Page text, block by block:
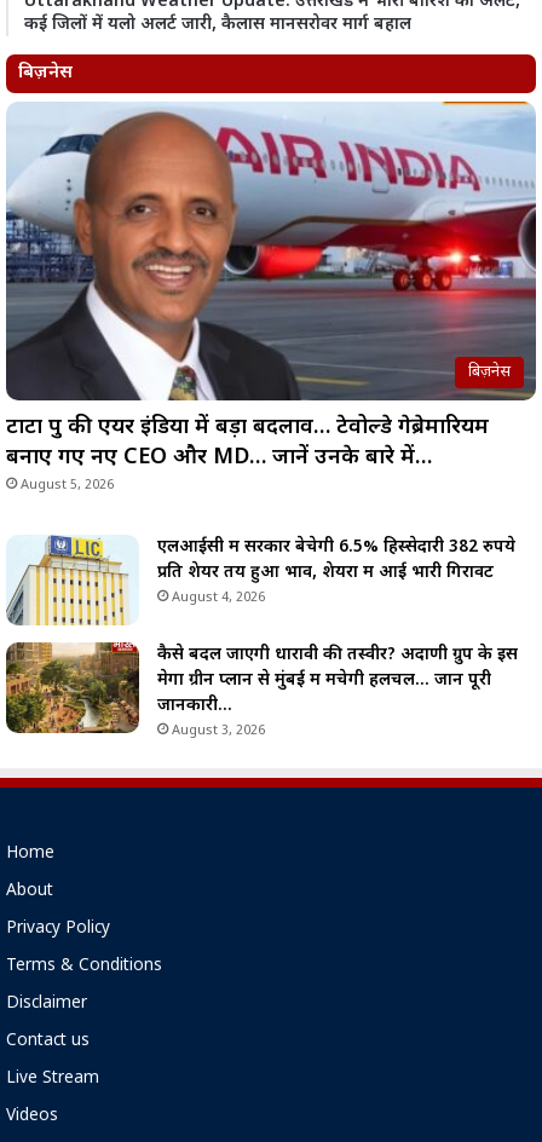
कई जिलों में यलो अलर्ट जारी, कैलास मानसरोवर मार्ग बहाल
बिज़नेस
बिज़नेस
टाटा ग्रुप की एयर इंडिया में बड़ा बदलाव… टेवोल्डे गेब्रेमारियम
बनाए गए नए CEO और MD… जानें उनके बारे में…
August 5, 2026
एलआईसी में सरकार बेचेगी 6.5% हिस्सेदारी 382 रुपये
प्रति शेयर तय हुआ भाव, शेयरों में आई भारी गिरावट
August 4, 2026
कैसे बदल जाएगी धारावी की तस्वीर? अदाणी ग्रुप के इस
मेगा ग्रीन प्लान से मुंबई में मचेगी हलचल… जानें पूरी
जानकारी…
August 3, 2026
Home
About
Privacy Policy
Terms & Conditions
Disclaimer
Contact us
Live Stream
Videos